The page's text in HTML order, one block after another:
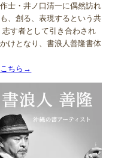
士・井ノ口清一に偶然訪れ
、創る、表現するという共
す者として引き合わされ
けとなり、書浪人善隆書体
こちら→